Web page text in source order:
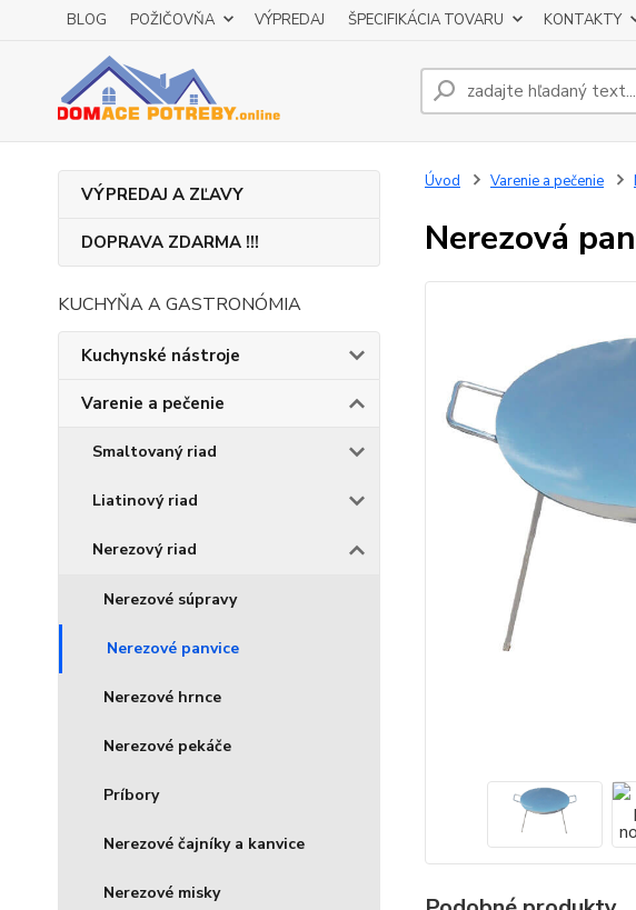
BLOG POŽIČOVŇA VÝPREDAJ ŠPECIFIKÁCIA TOVARU KONTAKTY
VÝPREDAJ A ZĽAVY
DOPRAVA ZDARMA !!!
KUCHYŇA A GASTRONÓMIA
Kuchynské nástroje
Varenie a pečenie
Smaltovaný riad
Liatinový riad
Nerezový riad
Nerezové súpravy
Nerezové panvice
Nerezové hrnce
Nerezové pekáče
Príbory
Nerezové čajníky a kanvice
Nerezové misky
Úvod Varenie a pečenie
Nerezová